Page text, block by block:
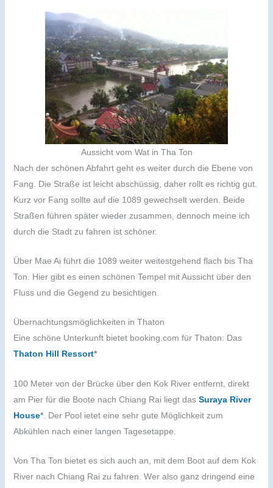
Aussicht vom Wat in Tha Ton
Nach der schönen Abfahrt geht es weiter durch die Ebene von
Fang. Die Straße ist leicht abschüssig, daher rollt es richtig gut.
Kurz vor Fang sollte auf die 1089 gewechselt werden. Beide
Straßen führen später wieder zusammen, dennoch meine ich
durch die Stadt zu fahren ist schöner.
Über Mae Ai führt die 1089 weiter weitestgehend flach bis Tha
Ton. Hier gibt es einen schönen Tempel mit Aussicht über den
Fluss und die Gegend zu besichtigen.
Übernachtungsmöglichkeiten in Thaton
Eine schöne Unterkunft bietet booking.com für Thaton: Das
Thaton Hill Ressort*
100 Meter von der Brücke über den Kok River entfernt, direkt
am Pier für die Boote nach Chiang Rai liegt das Suraya River
House*. Der Pool ietet eine sehr gute Möglichkeit zum
Abkühlen nach einer langen Tagesetappe.
Von Tha Ton bietet es sich auch an, mit dem Boot auf dem Kok
River nach Chiang Rai zu fahren. Wer also ganz dringend eine